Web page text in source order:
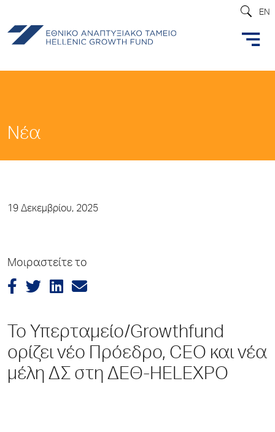
EN
Νέα
19 Δεκεμβρίου, 2025
Μοιραστείτε το
Το Υπερταμείο/Growthfund
ορίζει νέο Πρόεδρο, CEO και νέα
μέλη ΔΣ στη ΔΕΘ-HELEXPO